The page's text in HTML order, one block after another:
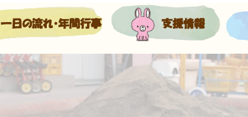
一日の流れ・年間行事 支援情報